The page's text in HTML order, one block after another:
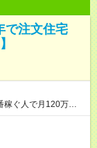
で注文住宅
稼ぐ人で月120万ほ